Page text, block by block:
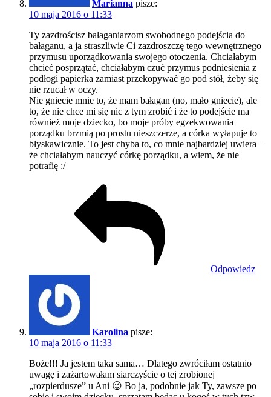
Marianna pisze:
10 maja 2016 o 11:33
Ty zazdrościsz bałaganiarzom swobodnego podejścia do
bałaganu, a ja straszliwie Ci zazdroszczę tego wewnętrznego
przymusu uporządkowania swojego otoczenia. Chciałabym
chcieć posprzątać, chciałabym czuć przymus podniesienia z
podłogi papierka zamiast przekopywać go pod stół, żeby się
nie rzucał w oczy.
Nie gniecie mnie to, że mam bałagan (no, mało gniecie), ale
to, że nie chce mi się nic z tym zrobić i że to podejście ma
również moje dziecko, bo moje próby egzekwowania
porządku brzmią po prostu nieszczerze, a córka wyłapuje to
błyskawicznie. To jest chyba to, co mnie najbardziej uwiera –
że chciałabym nauczyć córkę porządku, a wiem, że nie
potrafię :/
Odpowiedz
Karolina pisze:
10 maja 2016 o 11:33
Boże!!! Ja jestem taka sama… Dlatego zwróciłam ostatnio
uwagę i zażartowałam siarczyście o tej zrobionej
„rozpierdusze” u Ani 😉 Bo ja, podobnie jak Ty, zawsze po